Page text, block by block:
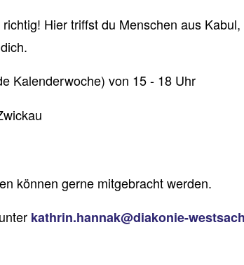
Hier triffst du Menschen aus
Kalenderwoche) von 15 - 18 Uhr
können gerne mitgebracht werden.
kathrin.hannak@diakonie-